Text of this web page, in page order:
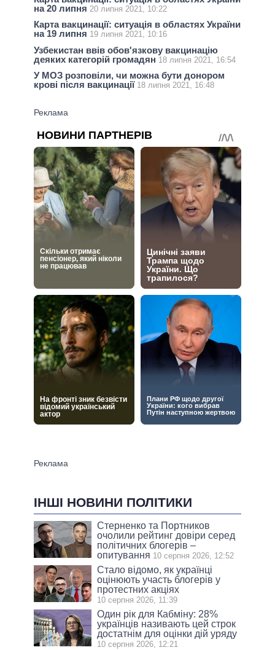
на 20 липня 20 липня 2021, 10:22
Карта вакцинації: ситуація в областях України
на 19 липня 19 липня 2021, 10:16
Узбекистан ввів обов'язкову вакцинацію
деяких категорій громадян 18 липня 2021, 16:54
У МОЗ розповіли, чи можна бути донором
крові після вакцинації 18 липня 2021, 16:48
ІНШІ НОВИНИ ПОЛІТИКИ
Стерненко та Портников
очолили рейтинг довіри серед
політичних блогерів –
опитування 10 серпня 2026, 12:52
Стало відомо, як українці
оцінюють участь блогерів у
протестних акціях
10 серпня 2026, 11:39
Один рік для Кабміну: 28%
українців називають цей строк
достатнім для оцінки дій уряду
10 серпня 2026, 12:21